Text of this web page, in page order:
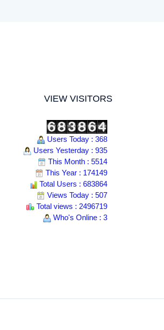
VIEW VISITORS
Users Today : 368
Users Yesterday : 935
This Month : 5514
This Year : 174149
Total Users : 683864
Views Today : 507
Total views : 2496719
Who's Online : 3